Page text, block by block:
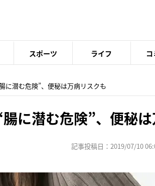
スポーツ ライフ
に潜む危険”、便秘は万病リスクも
に潜む危険”、便秘
記事投稿日：2019/07/10